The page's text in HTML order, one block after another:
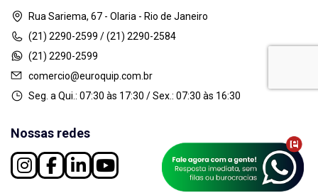
Rua Sariema, 67 - Olaria - Rio de Janeiro
(21) 2290-2599 / (21) 2290-2584
(21) 2290-2599
comercio@euroquip.com.br
Seg. a Qui.: 07:30 às 17:30 / Sex.: 07:30 às 16:30
Nossas redes